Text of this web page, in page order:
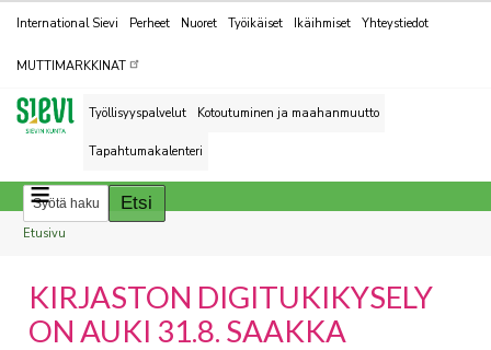
Kohderyhmät
International Sievi Perheet Nuoret Työikäiset Ikäihmiset Yhteystiedot
MUTTIMARKKINAT
Työllisyyspalvelut Kotoutuminen ja maahanmuutto
Tapahtumakalenteri
Breadcrumbs
You
here:
Etusivu
KIRJASTON DIGITUKIKYSELY
ON AUKI 31.8. SAAKKA